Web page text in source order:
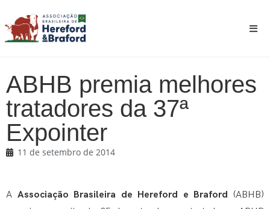
ABHB premia melhores
tratadores da 37ª
Expointer
11 de setembro de 2014
A Associação Brasileira de Hereford e Braford (ABHB)